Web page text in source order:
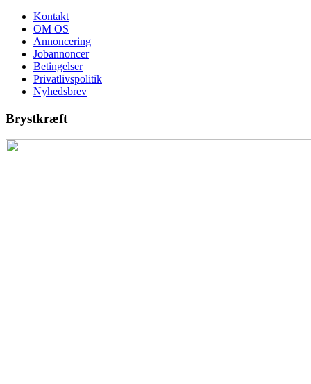
Kontakt
OM OS
Annoncering
Jobannoncer
Betingelser
Privatlivspolitik
Nyhedsbrev
Brystkræft